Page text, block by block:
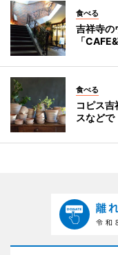
食べる
吉祥寺の
「
食べる
コピス
スなど